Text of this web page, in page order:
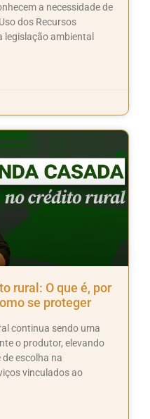
a necessidade de
dos Recursos
legislação ambiental
rural: O que é, por
se proteger
continua sendo uma
o produtor, elevando
escolha na
vinculados ao